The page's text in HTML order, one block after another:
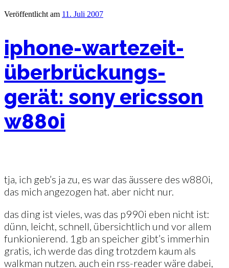
Veröffentlicht am 11. Juli 2007
iphone-wartezeit-
überbrückungs-
gerät: sony ericsson
w880i
tja, ich geb’s ja zu, es war das äussere des w880i,
das mich angezogen hat. aber nicht nur.
das ding ist vieles, was das p990i eben nicht ist:
dünn, leicht, schnell, übersichtlich und vor allem
funkionierend. 1gb an speicher gibt’s immerhin
gratis, ich werde das ding trotzdem kaum als
walkman nutzen. auch ein rss-reader wäre dabei,